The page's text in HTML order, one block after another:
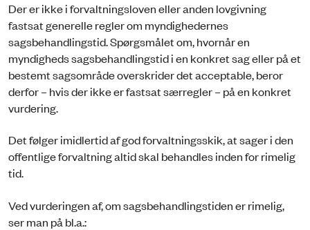
Der er ikke i forvaltningsloven eller anden lovgivning
fastsat generelle regler om myndighedernes
sagsbehandlingstid. Spørgsmålet om, hvornår en
myndigheds sagsbehandlingstid i en konkret sag eller på et
bestemt sagsområde overskrider det acceptable, beror
derfor – hvis der ikke er fastsat særregler – på en konkret
vurdering.
Det følger imidlertid af god forvaltningsskik, at sager i den
offentlige forvaltning altid skal behandles inden for rimelig
tid.
Ved vurderingen af, om sagsbehandlingstiden er rimelig,
ser man på bl.a.: